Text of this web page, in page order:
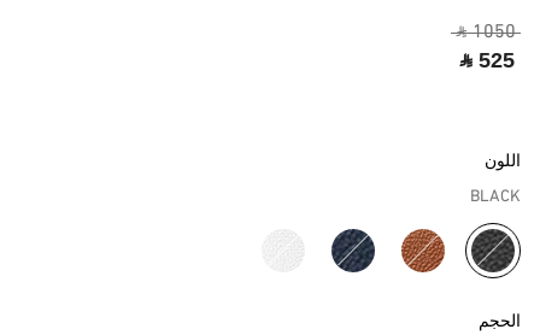
‎ ⃁ 1050 ‎
‎ ⃁ 525 ‎
اللون
BLACK
مختار
الحجم